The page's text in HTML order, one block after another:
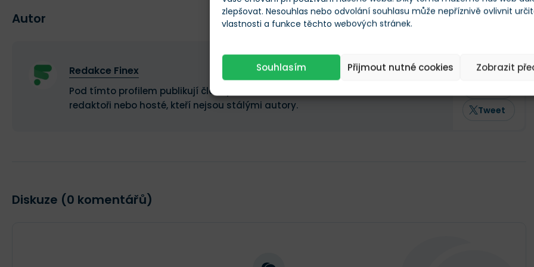
zlepšovat. Nesouhlas nebo odvolání souhlasu může nepříznivě ovlivnit
vlastnosti a funkce těchto webových stránek.
Souhlasím Přijmout nutné cookies Zobrazit
Autor
Redakce Finex
Pod tímto profilem publikují články a recenze autoři stránek Finex.cz a další
redaktoři nebo hosté, kteří nejsou stálými autory.
článek
Tweet
Diskuze (0 komentářů)